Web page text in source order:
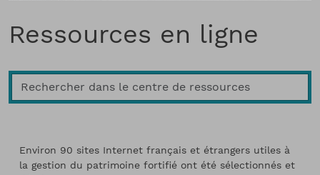
Ressources en ligne
Environ 90 sites Internet français et étrangers utiles à
la gestion du patrimoine fortifié ont été sélectionnés et